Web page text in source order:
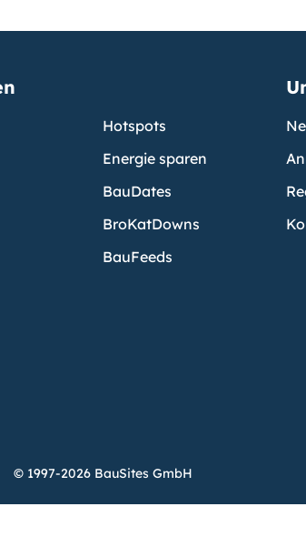
Hotspots
Energie sparen
BauDates
BroKatDowns
BauFeeds
© 1997-2026 BauSites GmbH